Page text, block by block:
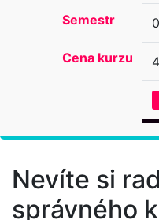
Semestr
Cena kurzu
Nevíte si
správného